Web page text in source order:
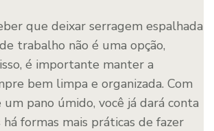
que deixar serragem espalhada
trabalho não é uma opção,
é importante manter a
bem limpa e organizada. Com
pano úmido, você já dará conta
há formas mais práticas de fazer